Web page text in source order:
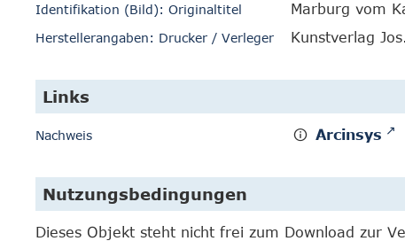
Identifikation (Bild): Originaltitel Marburg vom
Herstellerangaben: Drucker / Verleger Kunstverlag
Links
Nachweis Arcinsys
Nutzungsbedingungen
Dieses Objekt steht nicht frei zum Download zur